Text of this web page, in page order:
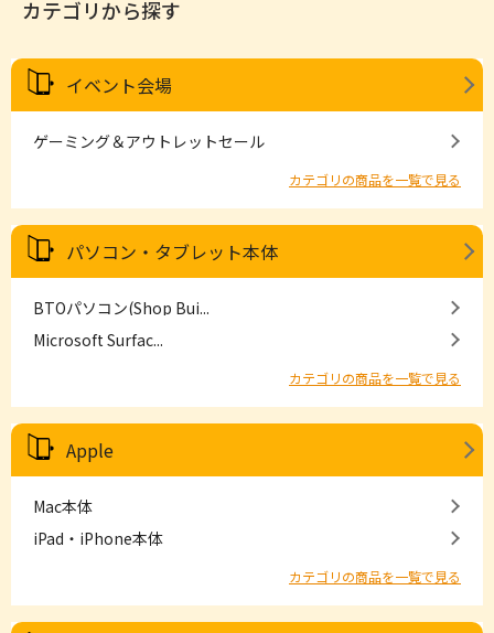
カテゴリから探す
イベント会場
ゲーミング＆アウトレットセール
カテゴリの商品を一覧で見る
パソコン・タブレット本体
BTOパソコン(Shop Bui...
Microsoft Surfac...
カテゴリの商品を一覧で見る
Apple
Mac本体
iPad・iPhone本体
カテゴリの商品を一覧で見る